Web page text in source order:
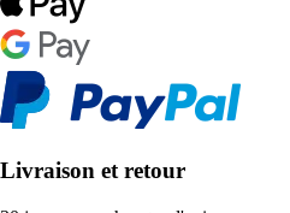
Livraison et retour